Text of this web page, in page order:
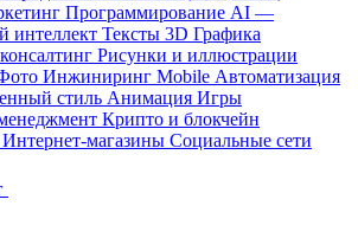
Программирование AI —
интеллект Тексты 3D Графика
Рисунки и иллюстрации
Инжиниринг Mobile Автоматизация
стиль Анимация Игры
Крипто и блокчейн
Интернет-магазины Социальные сети